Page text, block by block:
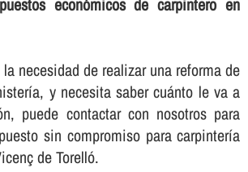
económicos de carpintero en
necesidad de realizar una reforma de
y necesita saber cuánto le va a
puede contactar con nosotros para
sin compromiso para carpinterí­a
de Torelló.